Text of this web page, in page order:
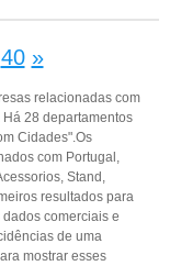
40 »
relacionadas com
28 departamentos
Cidades".Os
com Portugal,
Stand,
resultados para
comerciais e
de uma
mostrar esses